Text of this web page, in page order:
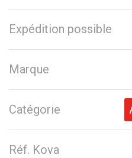
Expédition possible
Marque
Catégorie
Réf. Kova